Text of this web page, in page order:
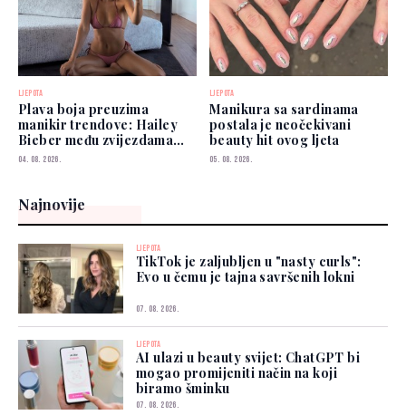
LJEPOTA
Plava boja preuzima
manikir trendove: Hailey
Bieber među zvijezdama
koje je već nose
04. 08. 2026.
LJEPOTA
Manikura sa sardinama
postala je neočekivani
beauty hit ovog ljeta
05. 08. 2026.
Najnovije
LJEPOTA
TikTok je zaljubljen u "nasty curls":
Evo u čemu je tajna savršenih lokni
07. 08. 2026.
LJEPOTA
AI ulazi u beauty svijet: ChatGPT bi
mogao promijeniti način na koji
biramo šminku
07. 08. 2026.